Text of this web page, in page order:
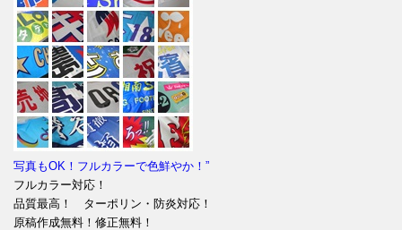
写真もOK！フルカラーで色鮮やか！”
フルカラー対応！
品質最高！ ターポリン・防炎対応！
原稿作成無料！修正無料！